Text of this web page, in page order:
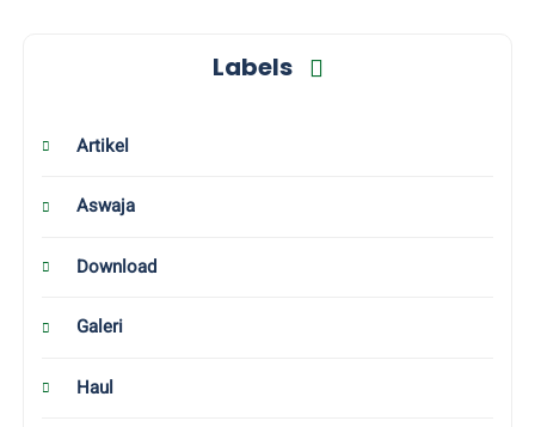
Labels
Artikel
Aswaja
Download
Galeri
Haul